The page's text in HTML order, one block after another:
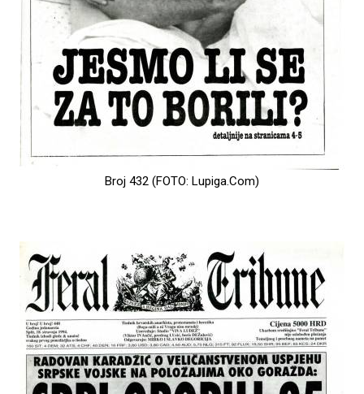
Broj 432 (FOTO: Lupiga.Com)